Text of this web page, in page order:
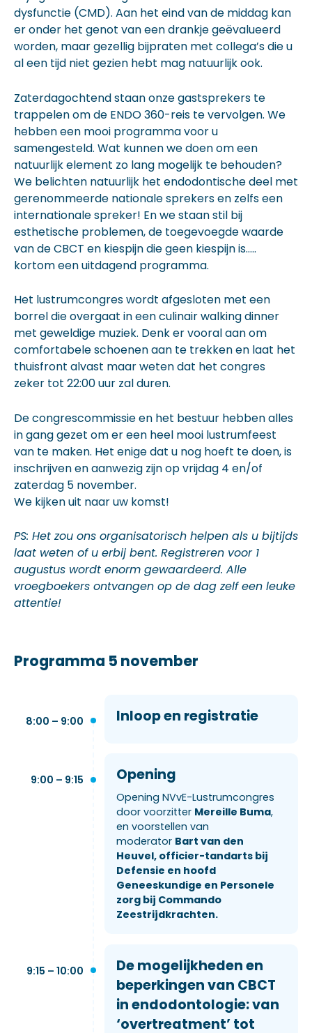
dysfunctie (CMD). Aan het eind van de middag kan
er onder het genot van een drankje geëvalueerd
worden, maar gezellig bijpraten met collega’s die u
al een tijd niet gezien hebt mag natuurlijk ook.
Zaterdagochtend staan onze gastsprekers te
trappelen om de ENDO 360-reis te vervolgen. We
hebben een mooi programma voor u
samengesteld. Wat kunnen we doen om een
natuurlijk element zo lang mogelijk te behouden?
We belichten natuurlijk het endodontische deel met
gerenommeerde nationale sprekers en zelfs een
internationale spreker! En we staan stil bij
esthetische problemen, de toegevoegde waarde
van de CBCT en kiespijn die geen kiespijn is…..
kortom een uitdagend programma.
Het lustrumcongres wordt afgesloten met een
borrel die overgaat in een culinair walking dinner
met geweldige muziek. Denk er vooral aan om
comfortabele schoenen aan te trekken en laat het
thuisfront alvast maar weten dat het congres
zeker tot 22:00 uur zal duren.
De congrescommissie en het bestuur hebben alles
in gang gezet om er een heel mooi lustrumfeest
van te maken. Het enige dat u nog hoeft te doen, is
inschrijven en aanwezig zijn op vrijdag 4 en/of
zaterdag 5 november.
We kijken uit naar uw komst!
PS: Het zou ons organisatorisch helpen als u bijtijds
laat weten of u erbij bent. Registreren voor 1
augustus wordt enorm gewaardeerd. Alle
vroegboekers ontvangen op de dag zelf een leuke
attentie!
Programma 5 november
8:00 – 9:00 Inloop en registratie
9:00 – 9:15 Opening
Opening NVvE-Lustrumcongres
door voorzitter Mereille Buma,
en voorstellen van
moderator Bart van den
Heuvel, officier-tandarts bij
Defensie en hoofd
Geneeskundige en Personele
zorg bij Commando
Zeestrijdkrachten.
9:15 – 10:00
De mogelijkheden en
beperkingen van CBCT
in endodontologie: van
‘overtreatment’ tot